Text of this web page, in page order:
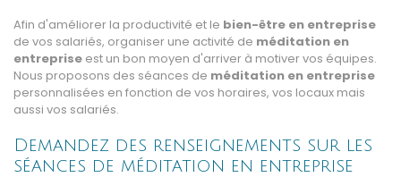
Afin d'améliorer la productivité et le bien-être en entreprise
de vos salariés, organiser une activité de méditation en
entreprise est un bon moyen d'arriver à motiver vos équipes.
Nous proposons des séances de méditation en entreprise
personnalisées en fonction de vos horaires, vos locaux mais
aussi vos salariés.
Demandez des renseignements sur les
séances de méditation en entreprise